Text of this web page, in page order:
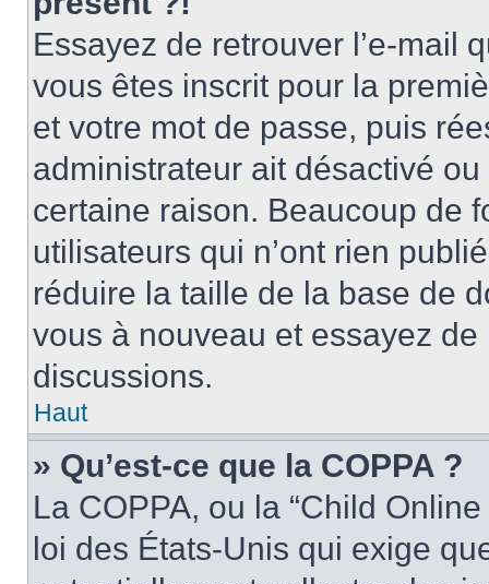
Essayez de retrouver l’e-mail
vous êtes inscrit pour la
et votre mot de passe, puis
administrateur ait désactivé
certaine raison. Beaucoup de
utilisateurs qui n’ont rien
réduire la taille de la base de
vous à nouveau et essayez
discussions.
Haut
» Qu’est-ce que la COPPA ?
La COPPA, ou la “Child
loi des États-Unis qui exige